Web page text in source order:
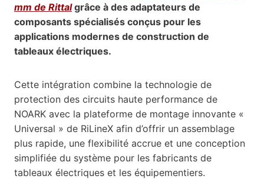
mm de Rittalgrâce à des adaptateurs de
composants spécialisés conçus pour les
applications modernes de construction de
tableaux électriques.
Cette intégration combine la technologie de
protection des circuits haute performance de
NOARK avec la plateforme de montage innovante «
Universal » de RiLineX afin d’offrir un assemblage
plus rapide, une flexibilité accrue et une conception
simplifiée du système pour les fabricants de
tableaux électriques et les équipementiers.